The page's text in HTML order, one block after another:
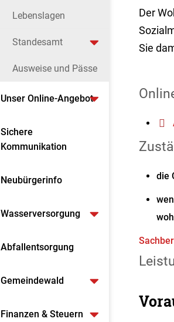
Lebenslagen
Standesamt
Ausweise und Pässe
Unser Online-Angebot
Sichere
Kommunikation
Neubürgerinfo
Wasserversorgung
Abfallentsorgung
Gemeindewald
Finanzen & Steuern
Der
Sie
die